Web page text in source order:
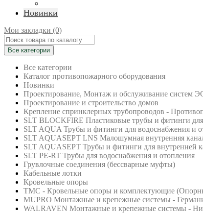
Новинки
Мои закладки (0)
Все категории
Все категории
Каталог противопожарного оборудования
Новинки
Проектирование, Монтаж и обслуживание
Проектирование и строительство домов
Крепление спринклерных трубопроводов -
SLT BLOCKFIRE Пластиковые трубы и фитинги
SLT AQUA Трубы и фитинги для водоснабжения и
SLT AQUASEPT LNS Малошумная внутренняя
SLT AQUASEPT Трубы и фитинги для внутренней
SLT PE-RT Трубы для водоснабжения и отопления
Грувлочные соединения (бессварные муфты)
Кабельные лотки
Кровельные опоры
ТМС - Кровельные опоры и комплектующие
MUPRO Монтажные и крепежные системы -
WALRAVEN Монтажные и крепежные системы -